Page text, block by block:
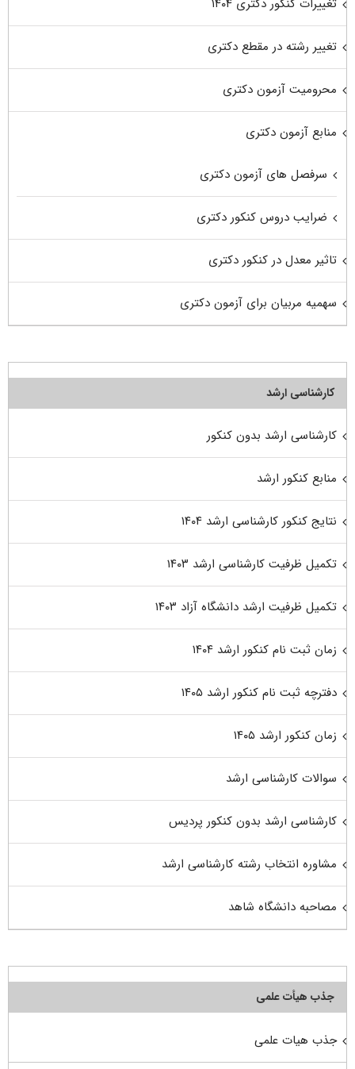
تغییرات کنکور دکتری ۱۴۰۴
تغییر رشته در مقطع دکتری
محرومیت آزمون دکتری
منابع آزمون دکتری
سرفصل های آزمون دکتری
ضرایب دروس کنکور دکتری
تاثیر معدل در کنکور دکتری
سهمیه مربیان برای آزمون دکتری
کارشناسی ارشد
کارشناسی ارشد بدون کنکور
منابع کنکور ارشد
نتایج کنکور کارشناسی ارشد ۱۴۰۴
تکمیل ظرفیت کارشناسی ارشد ۱۴۰۳
تکمیل ظرفیت ارشد دانشگاه آزاد ۱۴۰۳
زمان ثبت نام کنکور ارشد ۱۴۰۴
دفترچه ثبت نام کنکور ارشد ۱۴۰۵
زمان کنکور ارشد ۱۴۰۵
سوالات کارشناسی ارشد
کارشناسی ارشد بدون کنکور پردیس
مشاوره انتخاب رشته کارشناسی ارشد
مصاحبه دانشگاه شاهد
جذب هیأت علمی
جذب هیات علمی